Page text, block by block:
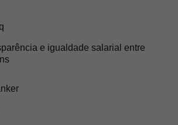
e igualdade salarial entre